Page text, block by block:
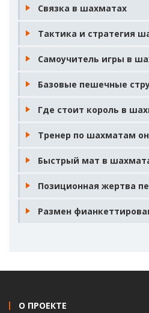
Связка в шахматах
Тактика и стратегия
Самоучитель игры в
Базовые пешечные
Где стоит король в
Тренер по шахматам
Быстрый мат в
Позиционная жертва
Размен
О ПРОЕКТЕ